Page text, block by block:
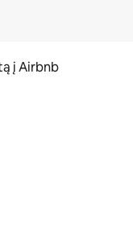
į Airbnb